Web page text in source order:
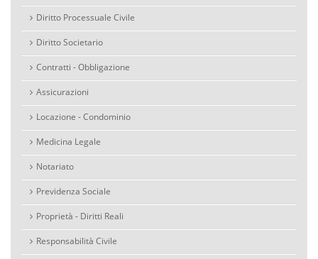
Diritto Processuale Civile
Diritto Societario
Contratti - Obbligazione
Assicurazioni
Locazione - Condominio
Medicina Legale
Notariato
Previdenza Sociale
Proprietà - Diritti Reali
Responsabilità Civile